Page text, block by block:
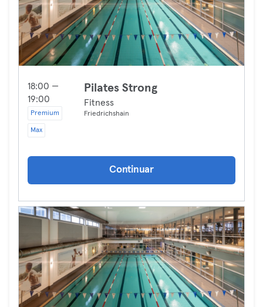
18:00 —
19:00
Premium
Max
Pilates Strong
Fitness
Friedrichshain
Continuar